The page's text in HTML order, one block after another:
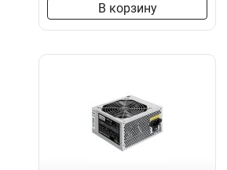
В корзину